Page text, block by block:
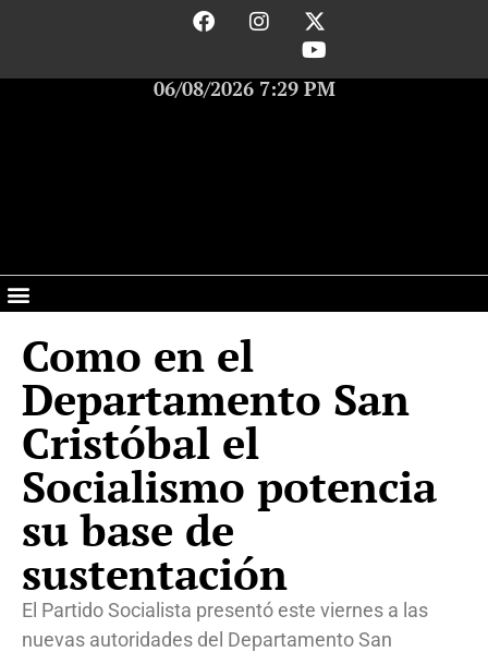
06/08/2026 7:29 PM
Como en el
Departamento San
Cristóbal el
Socialismo potencia
su base de
sustentación
El Partido Socialista presentó este viernes a las
nuevas autoridades del Departamento San